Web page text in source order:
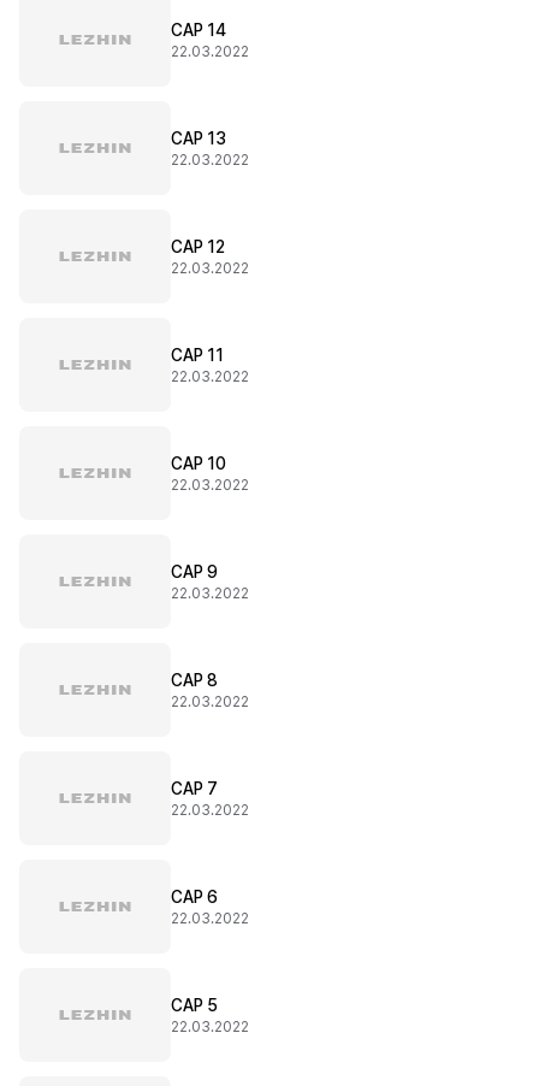
CAP 14
22.03.2022
CAP 13
22.03.2022
CAP 12
22.03.2022
CAP 11
22.03.2022
CAP 10
22.03.2022
CAP 9
22.03.2022
CAP 8
22.03.2022
CAP 7
22.03.2022
CAP 6
22.03.2022
CAP 5
22.03.2022